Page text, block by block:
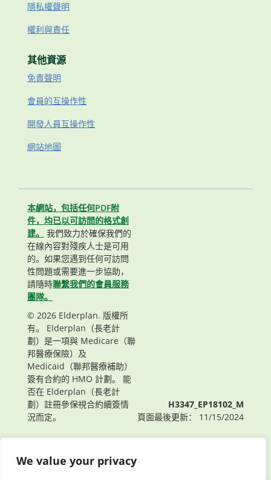
We value your privacy
隱私權聲明
權利與責任
其他資源
免責聲明
會員的互操作性
開發人員互操作性
網站地圖
本網站，包括任何PDF附
件，均已以可訪問的格式創
建。
我們致力於確保我們的
在線內容對殘疾人士是可用
的。如果您遇到任何可訪問
性問題或需要進一步協助，
請隨時聯繫我們的會員服務
團隊。
© 2026 Elderplan. 版權所
有。 Elderplan（長老計
劃）是一項與 Medicare（聯
邦醫療保險）及
Medicaid（聯邦醫療補助）
簽有合約的 HMO 計劃。 能
否在 Elderplan（長老計
劃）註冊參保視合約續簽情
況而定。
H3347_EP18102_M
頁面最後更新： 11/15/2024